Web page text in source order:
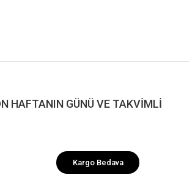
HAFTANIN GÜNÜ VE TAKVİMLİ
Kargo Bedava